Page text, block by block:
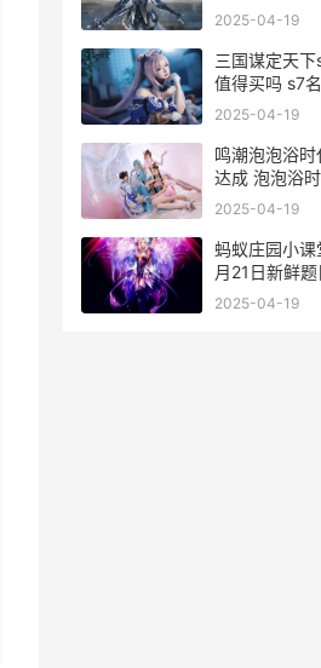
进阶秘籍 绝地
2025-04-19
三国谋定天
值得买吗 s7
建议 三国谋定
2025-04-19
鸣潮泡泡浴时
达成 泡泡浴
方法
2025-04-19
蚂蚁庄园小
月21日新鲜
庄园小课堂答
2025-04-19